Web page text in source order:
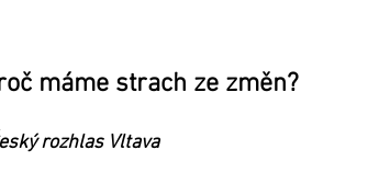
máme strach ze změn?
rozhlas Vltava